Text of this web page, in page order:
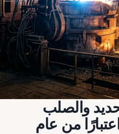
والصلب
من عام